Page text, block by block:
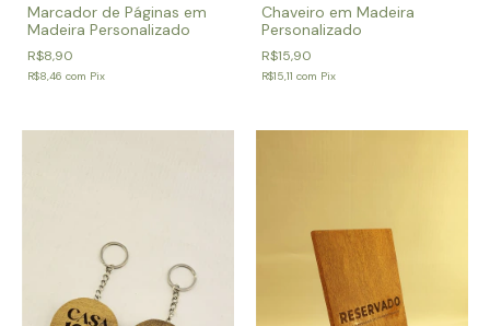
Marcador de Páginas em
Madeira Personalizado
R$8,90
R$8,46 com Pix
Chaveiro em Madeira
Personalizado
R$15,90
R$15,11 com Pix